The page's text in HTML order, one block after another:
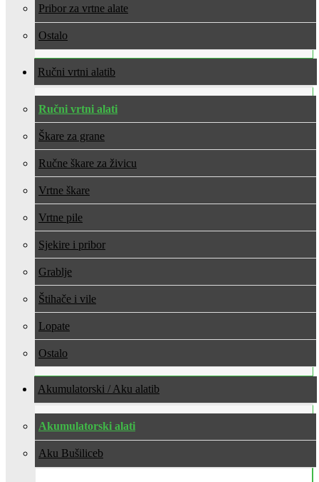
Pribor za vrtne alate
Ostalo
Ručni vrtni alati
Ručni vrtni alati
Škare za grane
Ručne škare za živicu
Vrtne škare
Vrtne pile
Sjekire i pribor
Grablje
Štihače i vile
Lopate
Ostalo
Akumulatorski / Aku alati
Akumulatorski alati
Aku Bušilice